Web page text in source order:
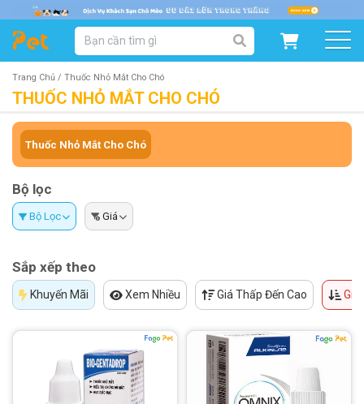
DANH MỤC SẢN PHẨM
SẢN PHẨM DÀNH CHO MÈO
SẨN PHẨM THEO THƯƠNG HIỆU
Trang Chủ / Thuốc Nhỏ Mắt Cho Chó
THUỐC NHỎ MẮT CHO CHÓ
Thuốc Nhỏ Mắt Cho Chó
Bộ lọc
Bộ Lọc Giá
Sắp xếp theo
Khuyến Mãi Xem Nhiều Giá Thấp Đến Cao Giá